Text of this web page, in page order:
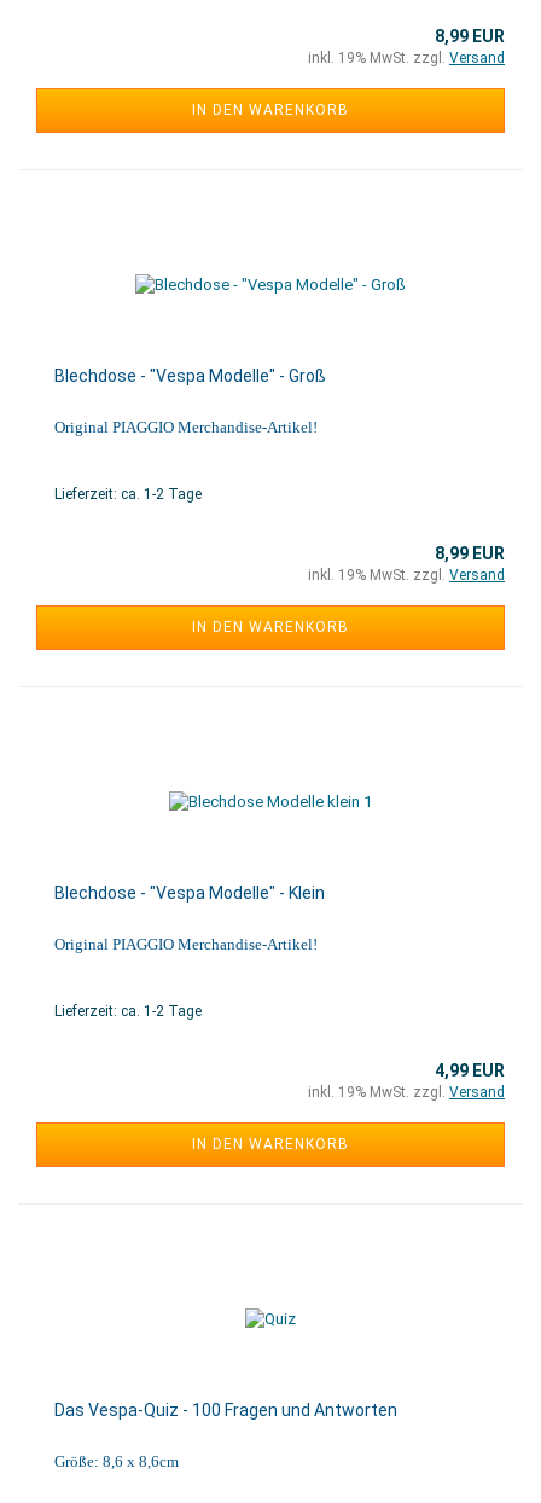
8,99 EUR
inkl. 19% MwSt. zzgl. Versand
IN DEN WARENKORB
Blechdose - "Vespa Modelle" - Groß
Original PIAGGIO Merchandise-Artikel!
Lieferzeit: ca. 1-2 Tage
8,99 EUR
inkl. 19% MwSt. zzgl. Versand
IN DEN WARENKORB
Blechdose - "Vespa Modelle" - Klein
Original PIAGGIO Merchandise-Artikel!
Lieferzeit: ca. 1-2 Tage
4,99 EUR
inkl. 19% MwSt. zzgl. Versand
IN DEN WARENKORB
Das Vespa-Quiz - 100 Fragen und Antworten
Größe: 8,6 x 8,6cm